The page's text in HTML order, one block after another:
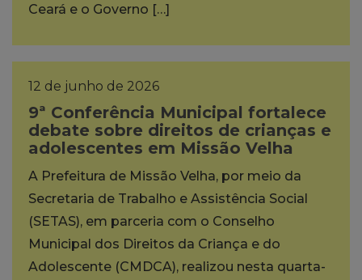
Ceará e o Governo […]
12 de junho de 2026
9ª Conferência Municipal fortalece
debate sobre direitos de crianças e
adolescentes em Missão Velha
A Prefeitura de Missão Velha, por meio da
Secretaria de Trabalho e Assistência Social
(SETAS), em parceria com o Conselho
Municipal dos Direitos da Criança e do
Adolescente (CMDCA), realizou nesta quarta-